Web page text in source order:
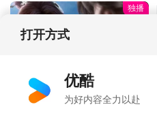
独播
光阴之外💰富婆打赏
丁雪：多了收着，姐不差钱
打开方式
优酷
为好内容全力以赴